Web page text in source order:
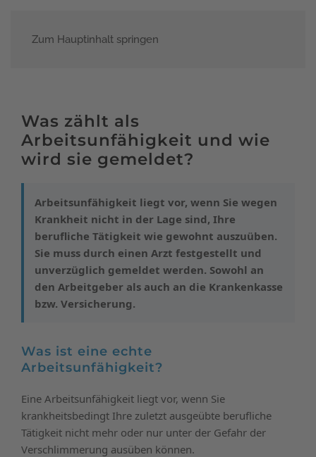
Zum Hauptinhalt springen
Was zählt als
Arbeitsunfähigkeit und wie
wird sie gemeldet?
Arbeitsunfähigkeit liegt vor, wenn Sie wegen
Krankheit nicht in der Lage sind, Ihre
berufliche Tätigkeit wie gewohnt auszuüben.
Sie muss durch einen Arzt festgestellt und
unverzüglich gemeldet werden. Sowohl an
den Arbeitgeber als auch an die Krankenkasse
bzw. Versicherung.
Was ist eine echte
Arbeitsunfähigkeit?
Eine Arbeitsunfähigkeit liegt vor, wenn Sie
krankheitsbedingt Ihre zuletzt ausgeübte berufliche
Tätigkeit nicht mehr oder nur unter der Gefahr der
Verschlimmerung ausüben können.